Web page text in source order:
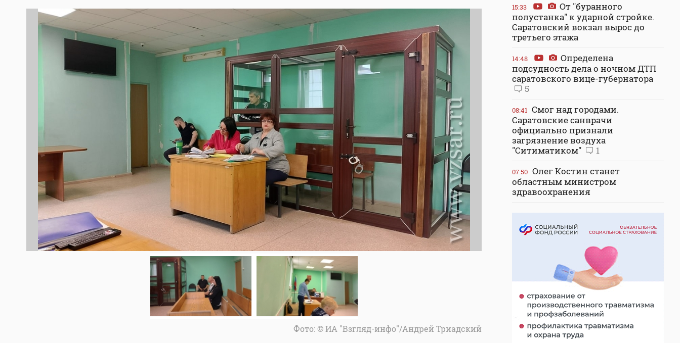
Фото: © ИА "Взгляд-инфо"/Андрей Триадский
15:33
От "буранного
полустанка" к ударной стройке.
Саратовский вокзал вырос до
третьего этажа
14:48
Определена
подсудность дела о ночном ДТП
саратовского вице-губернатора
5
08:41 Смог над городами.
Саратовские санврачи
официально признали
загрязнение воздуха
"Ситиматиком"
1
07:50 Олег Костин станет
областным министром
здравоохранения